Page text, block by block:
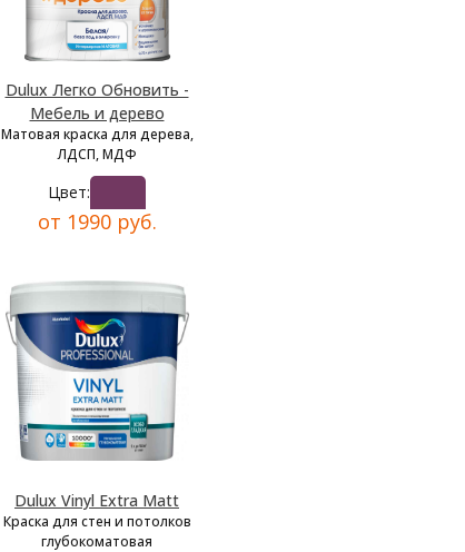
Dulux Легко Обновить -
Мебель и дерево
Матовая краска для дерева,
ЛДСП, МДФ
Цвет:
от 1990 руб.
Dulux Vinyl Extra Matt
Краска для стен и потолков
глубокоматовая